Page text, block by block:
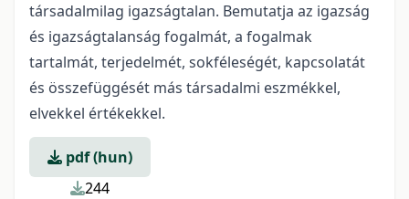
társadalmilag igazságtalan. Bemutatja az igazság
és igazságtalanság fogalmát, a fogalmak
tartalmát, terjedelmét, sokféleségét, kapcsolatát
és összefüggését más társadalmi eszmékkel,
elvekkel értékekkel.
pdf (hun)
244